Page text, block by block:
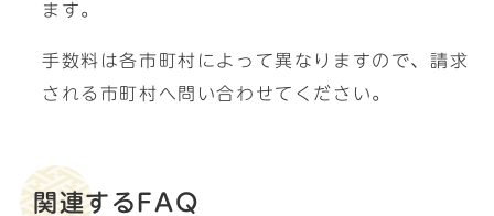
ます。
手数料は各市町村によって異なりますので、請求
される市町村へ問い合わせてください。
関連するFAQ